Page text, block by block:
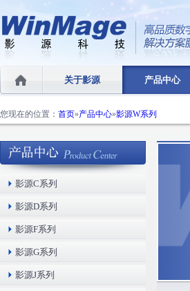
关于影源 产品中心
您现在的位置： 首页»产品中心»影源W系列
影源C系列
影源D系列
影源F系列
影源G系列
影源J系列